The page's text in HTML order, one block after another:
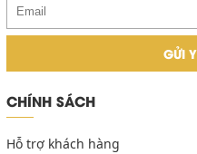
CHÍNH SÁCH
Hỗ trợ khách hàng